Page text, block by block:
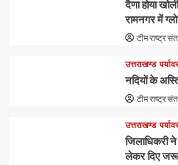
दैणा होया
रामनगर में
टीम राष्ट्र
उत्तराखण्ड
नदियों के
टीम राष्ट्र
उत्तराखण्ड
जिलाधिकरी
लेकर दिए